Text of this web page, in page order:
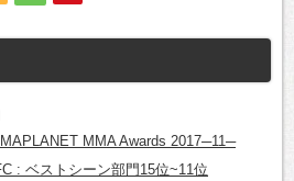
MMA Awards 2017─11─
: ベストシーン部門15位~11位